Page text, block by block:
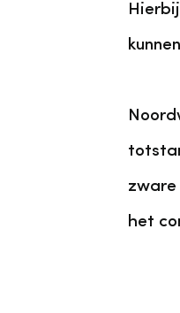
zware
het